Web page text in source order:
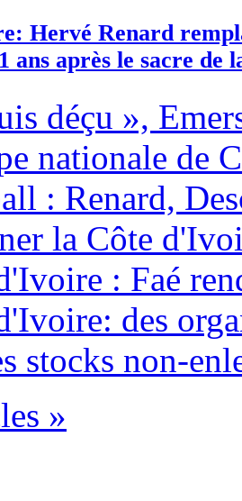
Hervé Renard
ans après le sacre de
déçu »,
nationale de
: Renard,
la Côte
: Faé
des
stocks non-
»